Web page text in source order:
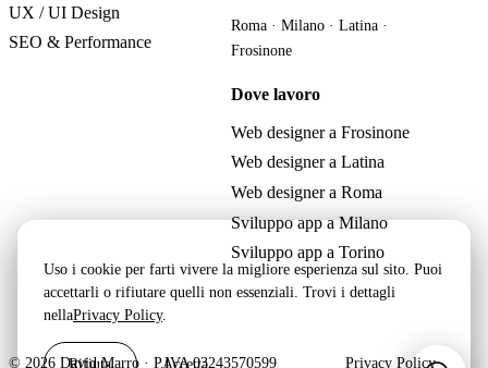
UX / UI Design
SEO & Performance
Roma · Milano · Latina ·
Frosinone
Dove lavoro
Web designer a Frosinone
Web designer a Latina
Web designer a Roma
Sviluppo app a Milano
Sviluppo app a Torino
© 2026 David Marro · P.IVA 03243570599 Privacy Policy
Uso i cookie per farti vivere la migliore esperienza sul sito. Puoi
accettarli o rifiutare quelli non essenziali. Trovi i dettagli
nellaPrivacy Policy.
Rifiuta Accetta